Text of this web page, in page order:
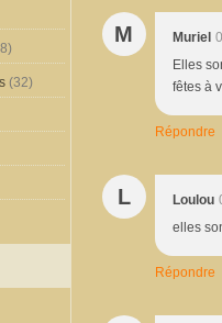
(32)
M Muriel
Elles
fêtes à
Répondre
L Loulou
elles
Répondre